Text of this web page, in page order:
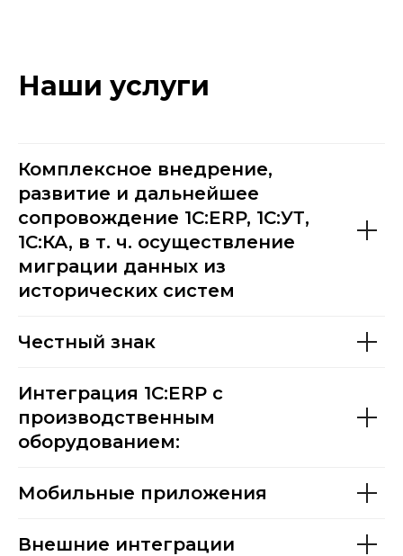
Наши услуги
Комплексное внедрение,
развитие и дальнейшее
сопровождение 1С:ERP, 1C:УТ,
1C:КА, в т. ч. осуществление
миграции данных из
исторических систем
Честный знак
Интеграция 1С:ERP с
производственным
оборудованием:
Мобильные приложения
Внешние интеграции